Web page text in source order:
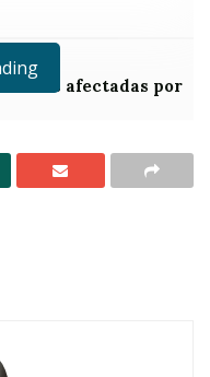
afectadas por
dañadas por
en que las